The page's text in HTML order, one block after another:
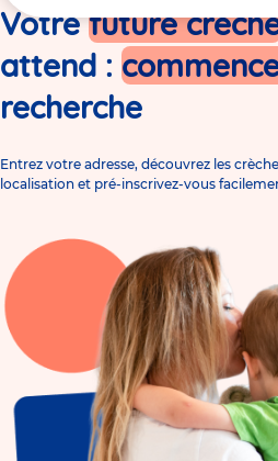
ici
Votrefuture
attend :
recherche
Entrez votre adresse, découvrez les
localisation et pré-inscrivez-vous